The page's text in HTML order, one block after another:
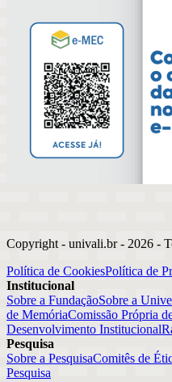
Copyright - univali.br - 2026 -
Política de CookiesPolítica de
Institucional
Sobre a FundaçãoSobre a
de MemóriaComissão Própria
Desenvolvimento Institucional
Pesquisa
Sobre a PesquisaComitês de
Pesquisa